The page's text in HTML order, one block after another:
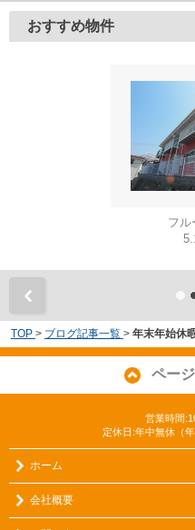
おすすめ物件
フル
TOP > ブログ記事一覧 > 年末年始休
ペー
営業時間
定休日:年中無休（
ホーム
会社概要